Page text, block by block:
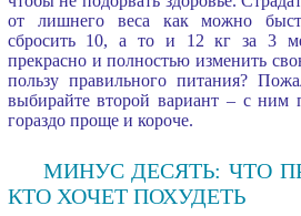
от лишнего веса как можно
сбросить 10, а то и 12 кг за 3
прекрасно и полностью изменить
пользу правильного питания?
выбирайте второй вариант – с ним
гораздо проще и короче.
МИНУС ДЕСЯТЬ: ЧТО
КТО ХОЧЕТ ПОХУДЕТЬ